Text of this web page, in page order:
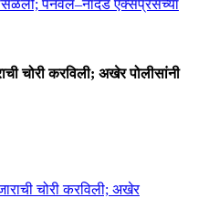
चोरी करविली; अखेर पोलीसांनी